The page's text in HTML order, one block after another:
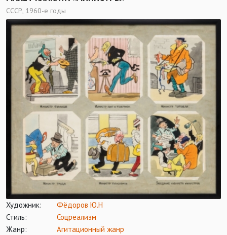
СССР, 1960-е годы
Художник:
Фёдоров Ю.Н
Стиль:
Соцреализм
Жанр:
Агитационный жанр